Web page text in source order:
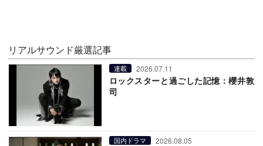
リアルサウンド厳選記事
連載 2026.07.11
ロックスターと過ごした記憶：櫻井敦
司
国内ドラマ 2026.08.05